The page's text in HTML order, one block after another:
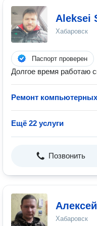
Aleksei
Хабаровск
Паспорт проверен
Долгое время работаю
Ремонт
Ещё 22 услуги
Позвонить
Хабаровск